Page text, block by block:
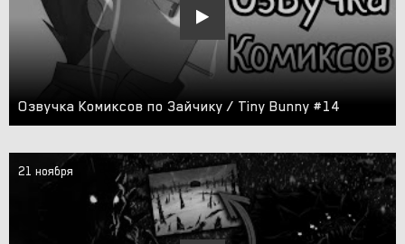
Озвучка Комиксов по Зайчику / Tiny Bunny #14
21 ноября